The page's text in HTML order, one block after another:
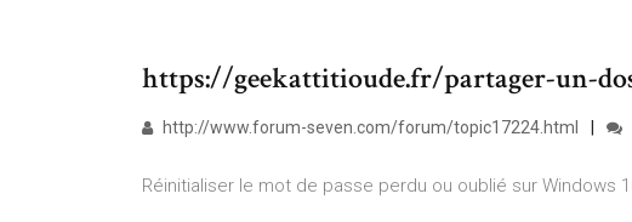
https://geekattitioude.fr/partager-un-
http://www.forum-seven.com/forum/topic17224.html
Réinitialiser le mot de passe perdu ou oublié sur Windows